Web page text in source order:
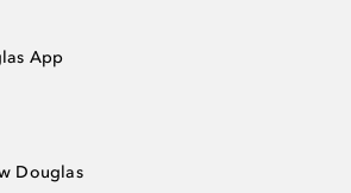
App
Douglas